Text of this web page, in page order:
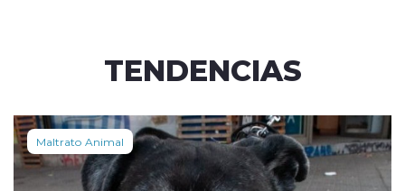
TENDENCIAS
Maltrato Animal